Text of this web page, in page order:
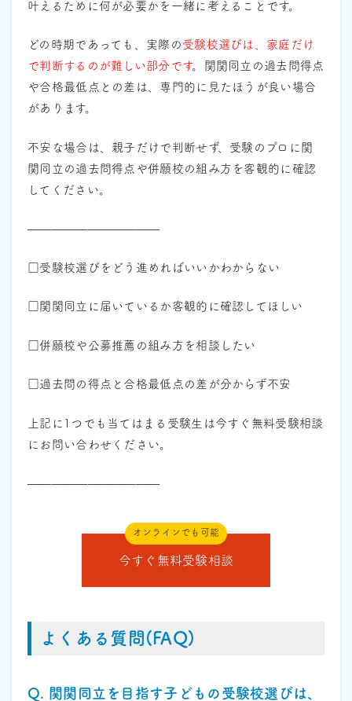
叶えるために何が必要かを一緒に考えることです。
どの時期であっても、実際の 受験校選びは、家庭だけ
で判断するのが難しい部分です。関関同立の過去問得点
や合格最低点との差は、専門的に見たほうが良い場合
があります。
不安な場合は、親子だけで判断せず、受験のプロに関
関同立の過去問得点や併願校の組み方を客観的に確認
してください。
———————————
□受験校選びをどう進めればいいかわからない
□関関同立に届いているか客観的に確認してほしい
□併願校や公募推薦の組み方を相談したい
□過去問の得点と合格最低点の差が分からず不安
上記に1つでも当てはまる受験生は今すぐ無料受験相談
にお問い合わせください。
———————————
オンラインでも可能
今すぐ無料受験相談
よくある質問(FAQ)
Q. 関関同立を目指す子どもの受験校選びは、